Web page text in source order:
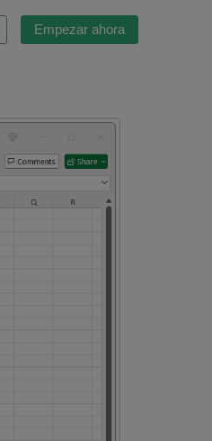
Empezar ahora